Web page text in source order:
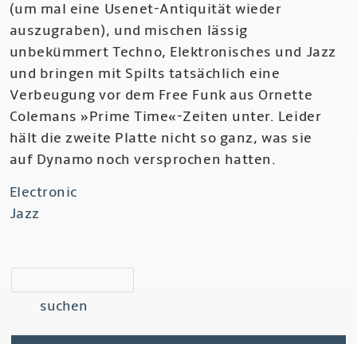
(um mal eine Usenet-Antiquität wieder
auszugraben), und mischen lässig
unbekümmert Techno, Elektronisches und Jazz
und bringen mit Spilts tatsächlich eine
Verbeugung vor dem Free Funk aus Ornette
Colemans »Prime Time«-Zeiten unter. Leider
hält die zweite Platte nicht so ganz, was sie
auf Dynamo noch versprochen hatten.
Electronic
Jazz